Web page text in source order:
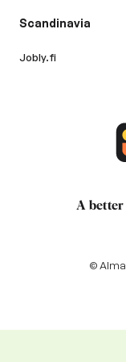
Scandinavia
Jobly.fi
A
© Alma